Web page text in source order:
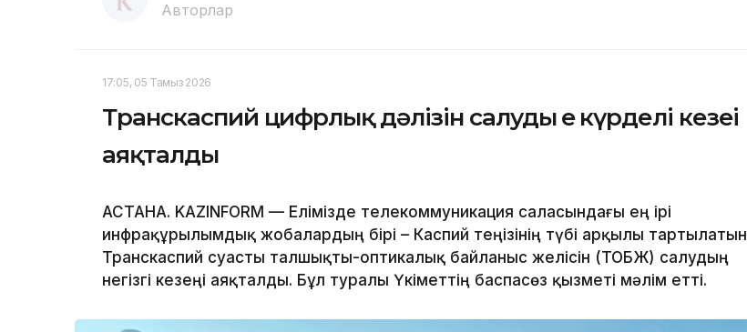
Авторлар
17:05, 05 Тамыз 2026
Транскаспий цифрлық дәлізін салудың ең күрделі кезеңі
аяқталды
АСТАНА. KAZINFORM — Елімізде телекоммуникация саласындағы ең ірі
инфрақұрылымдық жобалардың бірі – Каспий теңізінің түбі арқылы тартылатын
Транскаспий суасты талшықты-оптикалық байланыс желісін (ТОБЖ) салудың
негізгі кезеңі аяқталды. Бұл туралы Үкіметтің баспасөз қызметі мәлім етті.